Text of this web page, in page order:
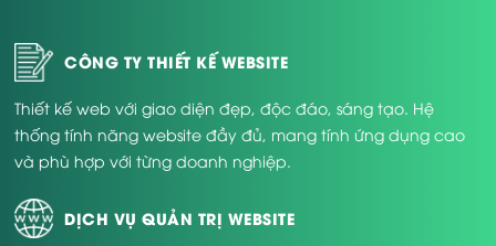
CÔNG TY THIẾT KẾ WEBSITE
Thiết kế web với giao diện đẹp, độc đáo, sáng tạo. Hệ
thống tính năng website đầy đủ, mang tính ứng dụng cao
và phù hợp với từng doanh nghiệp.
DỊCH VỤ QUẢN TRỊ WEBSITE